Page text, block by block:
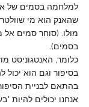
למלחמה בסמים של
שהאנק הוא מי
מולו. (סוחר סמים
בסמים).
כלומר, האנטגוניסט
בסיפור וגם הוא יכול
בהתאם לבניית
אנחנו יכולים להיות